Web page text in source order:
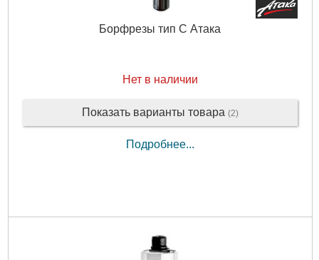
Борфрезы тип С Атака
Нет в наличии
Показать варианты товара (2)
Подробнее...